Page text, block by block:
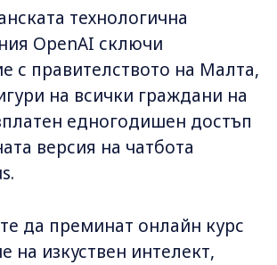
технологична
OpenAI сключи
с правителството на Малта,
на всички граждани на
едногодишен достъп
версия на чатбота
да преминат онлайн курс
на изкуствен интелект,